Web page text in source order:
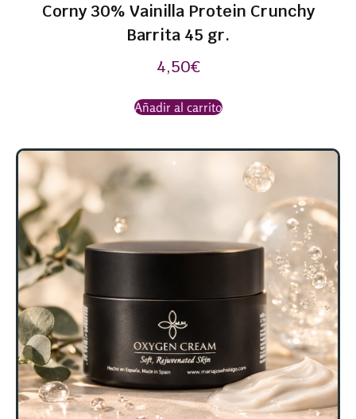
Corny 30% Vainilla Protein Crunchy
Barrita 45 gr.
4,50€
Añadir al carrito